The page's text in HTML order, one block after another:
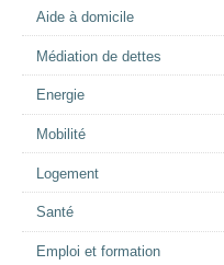
ACTION SOCIALE
EMPLOI
AIDE ALIMENTAIRE
SENIORS
Aide à domicile
Médiation de dettes
Energie
Mobilité
Logement
Santé
Emploi et formation